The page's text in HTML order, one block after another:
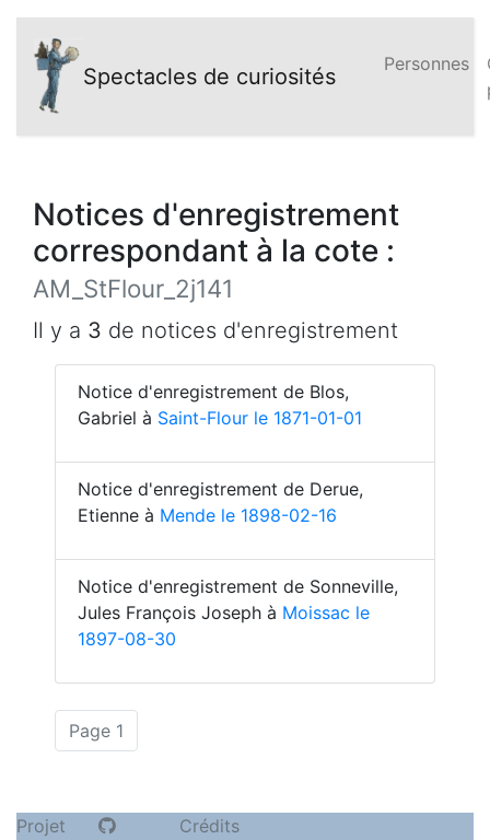
Spectacles de curiosités Personnes
Notices d'enregistrement
correspondant à la cote :
AM_StFlour_2j141
Il y a 3 de notices d'enregistrement
Notice d'enregistrement de Blos,
Gabriel à Saint-Flour le 1871-01-01
Notice d'enregistrement de Derue,
Etienne à Mende le 1898-02-16
Notice d'enregistrement de Sonneville,
Jules François Joseph à Moissac le
1897-08-30
Page 1
Projet
Crédits